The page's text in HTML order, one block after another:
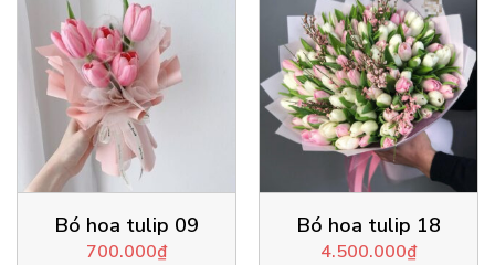
Bó hoa tulip 09
700.000₫
Bó hoa tulip 18
4.500.000₫